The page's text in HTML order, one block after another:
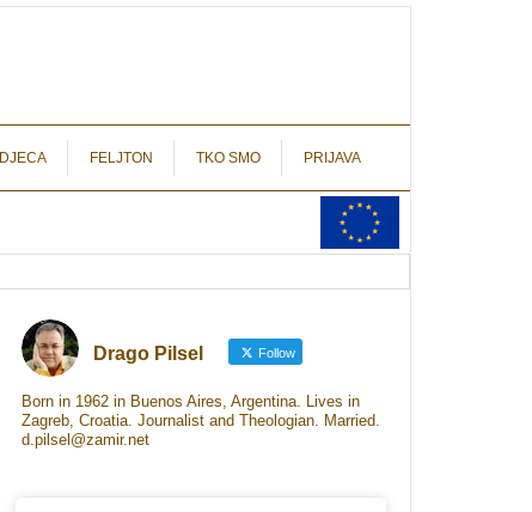
FELJTON TKO SMO PRIJAVA
Drago Pilsel Follow
Born in 1962 in Buenos Aires, Argentina. Lives in
Zagreb, Croatia. Journalist and Theologian. Married.
d.pilsel@zamir.net